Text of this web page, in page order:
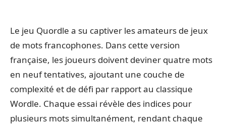
Le jeu Quordle a su captiver les amateurs de jeux
de mots francophones. Dans cette version
française, les joueurs doivent deviner quatre mots
en neuf tentatives, ajoutant une couche de
complexité et de défi par rapport au classique
Wordle. Chaque essai révèle des indices pour
plusieurs mots simultanément, rendant chaque